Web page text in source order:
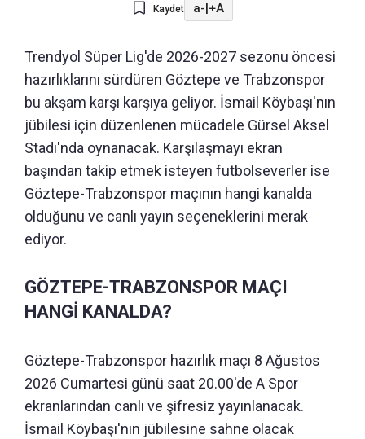
Kaydet a- +A
Trendyol Süper Lig'de 2026-2027 sezonu öncesi
hazırlıklarını sürdüren Göztepe ve Trabzonspor
bu akşam karşı karşıya geliyor. İsmail Köybaşı'nın
jübilesi için düzenlenen mücadele Gürsel Aksel
Stadı'nda oynanacak. Karşılaşmayı ekran
başından takip etmek isteyen futbolseverler ise
Göztepe-Trabzonspor maçının hangi kanalda
olduğunu ve canlı yayın seçeneklerini merak
ediyor.
GÖZTEPE-TRABZONSPOR MAÇI
HANGİ KANALDA?
Göztepe-Trabzonspor hazırlık maçı 8 Ağustos
2026 Cumartesi günü saat 20.00'de A Spor
ekranlarından canlı ve şifresiz yayınlanacak.
İsmail Köybaşı'nın jübilesine sahne olacak